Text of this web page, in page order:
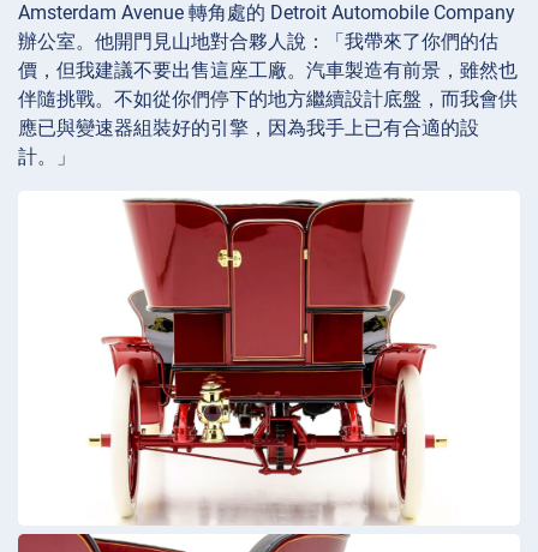
Amsterdam Avenue 轉角處的 Detroit Automobile Company
辦公室。他開門見山地對合夥人說：「我帶來了你們的估
價，但我建議不要出售這座工廠。汽車製造有前景，雖然也
伴隨挑戰。不如從你們停下的地方繼續設計底盤，而我會供
應已與變速器組裝好的引擎，因為我手上已有合適的設
計。」